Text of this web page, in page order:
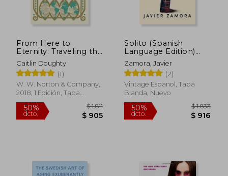
From Here to
Eternity: Traveling the
World to Find the
Good Death (en
Inglés)
Caitlin Doughty
(1)
W. W. Norton & Company,
2018, 1 Edición, Tapa
Blanda, Nuevo
Solito (Spanish
Language Edition)
(Spanish Edition)
[Soft Cover ]
Zamora, Javier
(2)
Vintage Espanol, Tapa
Blanda, Nuevo